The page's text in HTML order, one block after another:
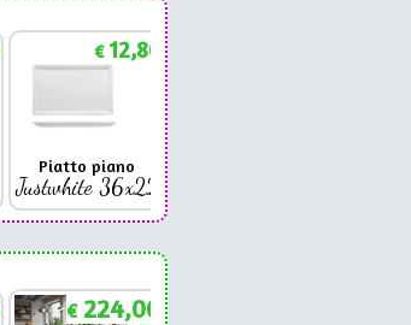
€12,86
Piatto piano
Justwhite 36x22
€224,00